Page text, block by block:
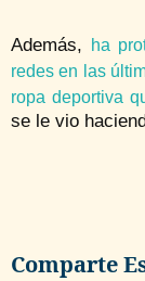
Además, ha
redes en las
ropa deportiva
se le vio
Comparte